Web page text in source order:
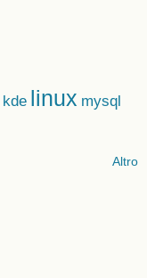
kde linux mysql
Altro